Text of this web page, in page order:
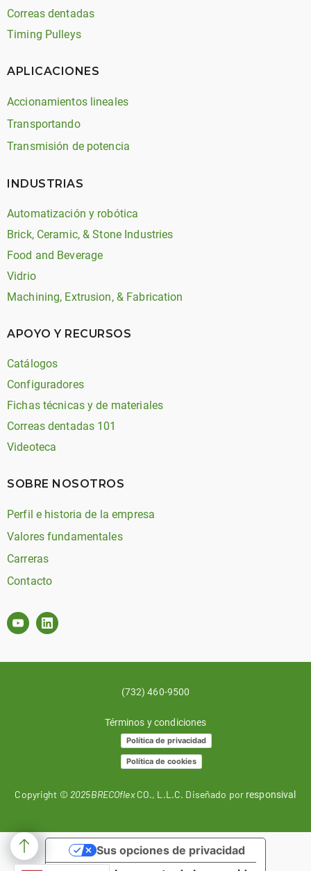
Correas dentadas
Timing Pulleys
APLICACIONES
Accionamientos lineales
Transportando
Transmisión de potencia
INDUSTRIAS
Automatización y robótica
Brick, Ceramic, & Stone Industries
Food and Beverage
Vidrio
Machining, Extrusion, & Fabrication
APOYO Y RECURSOS
Catálogos
Configuradores
Fichas técnicas y de materiales
Correas dentadas 101
Videoteca
SOBRE NOSOTROS
Perfil e historia de la empresa
Valores fundamentales
Carreras
Contacto
(732) 460-9500
Términos y condiciones
Política de privacidad
Política de cookies
Copyright © 2025BRECOflexCO., L.L.C. Diseñado por responsival
Sus opciones de privacidad